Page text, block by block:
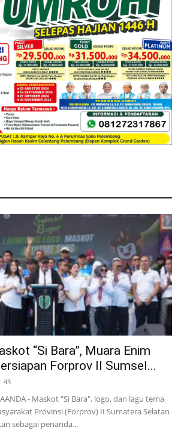
“Si Bara”, Muara Enim
Forprov II Sumsel...
43
- Maskot "Si Bara", logo, dan lagu tema
Provinsi (Forprov) II Sumatera Selatan
sebagai penanda...